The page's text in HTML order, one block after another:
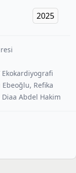
2025
Refika
Abdel Hakim